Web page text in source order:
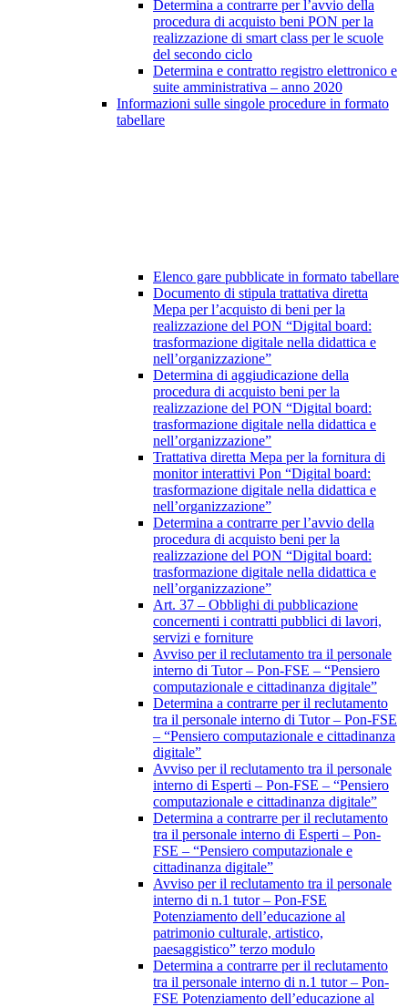
Determina a contrarre per l’avvio della
procedura di acquisto beni PON per la
realizzazione di smart class per le scuole
del secondo ciclo
Determina e contratto registro elettronico e
suite amministrativa – anno 2020
Informazioni sulle singole procedure in formato
tabellare
Elenco gare pubblicate in formato tabellare
Documento di stipula trattativa diretta
Mepa per l’acquisto di beni per la
realizzazione del PON “Digital board:
trasformazione digitale nella didattica e
nell’organizzazione”
Determina di aggiudicazione della
procedura di acquisto beni per la
realizzazione del PON “Digital board:
trasformazione digitale nella didattica e
nell’organizzazione”
Trattativa diretta Mepa per la fornitura di
monitor interattivi Pon “Digital board:
trasformazione digitale nella didattica e
nell’organizzazione”
Determina a contrarre per l’avvio della
procedura di acquisto beni per la
realizzazione del PON “Digital board:
trasformazione digitale nella didattica e
nell’organizzazione”
Art. 37 – Obblighi di pubblicazione
concernenti i contratti pubblici di lavori,
servizi e forniture
Avviso per il reclutamento tra il personale
interno di Tutor – Pon-FSE – “Pensiero
computazionale e cittadinanza digitale”
Determina a contrarre per il reclutamento
tra il personale interno di Tutor – Pon-FSE
– “Pensiero computazionale e cittadinanza
digitale”
Avviso per il reclutamento tra il personale
interno di Esperti – Pon-FSE – “Pensiero
computazionale e cittadinanza digitale”
Determina a contrarre per il reclutamento
tra il personale interno di Esperti – Pon-
FSE – “Pensiero computazionale e
cittadinanza digitale”
Avviso per il reclutamento tra il personale
interno di n.1 tutor – Pon-FSE
Potenziamento dell’educazione al
patrimonio culturale, artistico,
paesaggistico” terzo modulo
Determina a contrarre per il reclutamento
tra il personale interno di n.1 tutor – Pon-
FSE Potenziamento dell’educazione al